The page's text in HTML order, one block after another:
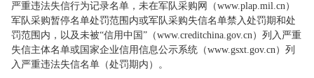
严重违法失信行为记录名单，未在军队采购网（www.plap.mil.cn）
军队采购暂停名单处罚范围内或军队采购失信名单禁入处罚期和处
罚范围内，以及未被“信用中国”（www.creditchina.gov.cn）列入严重
失信主体名单或国家企业信用信息公示系统（www.gsxt.gov.cn）列
入严重违法失信名单（处罚期内）。